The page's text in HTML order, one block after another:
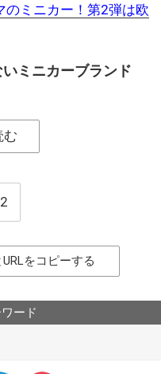
のミニカー！第2弾は欧
ミニカーブランド
む
2
をコピーする
ード